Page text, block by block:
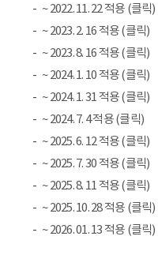
~ 2022. 11. 22 적용 (클릭)
~ 2023. 2. 16 적용 (클릭)
~ 2023. 8. 16 적용 (클릭)
~ 2024. 1. 10 적용 (클릭)
~ 2024. 1. 31 적용 (클릭)
~ 2024. 7. 4 적용 (클릭)
~ 2025. 6. 12 적용 (클릭)
~ 2025. 7. 30 적용 (클릭)
~ 2025. 8. 11 적용 (클릭)
~ 2025. 10. 28 적용 (클릭)
~ 2026. 01. 13 적용 (클릭)